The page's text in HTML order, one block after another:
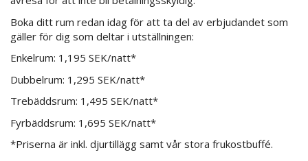
Boka ditt rum redan idag för att ta del av erbjudandet som
gäller för dig som deltar i utställningen:
Enkelrum: 1,195 SEK/natt*
Dubbelrum: 1,295 SEK/natt*
Trebäddsrum: 1,495 SEK/natt*
Fyrbäddsrum: 1,695 SEK/natt*
*Priserna är inkl. djurtillägg samt vår stora frukostbuffé.